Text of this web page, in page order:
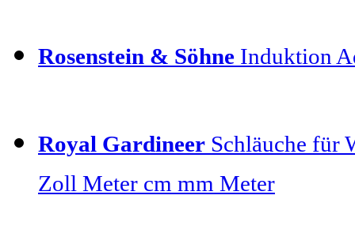
Rosenstein & Söhne Induktion
Royal Gardineer Schläuche für
Zoll Meter cm mm Meter